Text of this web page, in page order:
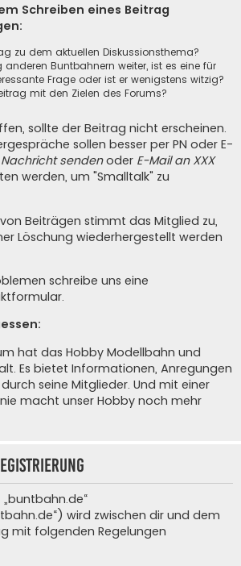
Schreiben eines Beitrag
zu dem aktuellen Diskussionsthema?
anderen Buntbahnern weiter, ist es eine für
Frage oder ist er wenigstens witzig?
mit den Zielen des Forums?
sollte der Beitrag nicht erscheinen.
sollen besser per PN oder E-
sendenoder E-Mail an XXX
werden, um "Smalltalk" zu
Beiträgen stimmt das Mitglied zu,
Löschung wiederhergestellt werden
schreibe uns eine
.
hat das Hobby Modellbahn und
Es bietet Informationen, Anregungen
seine Mitglieder. Und mit einer
macht unser Hobby noch mehr
wird zwischen dir und dem
mit folgenden Regelungen